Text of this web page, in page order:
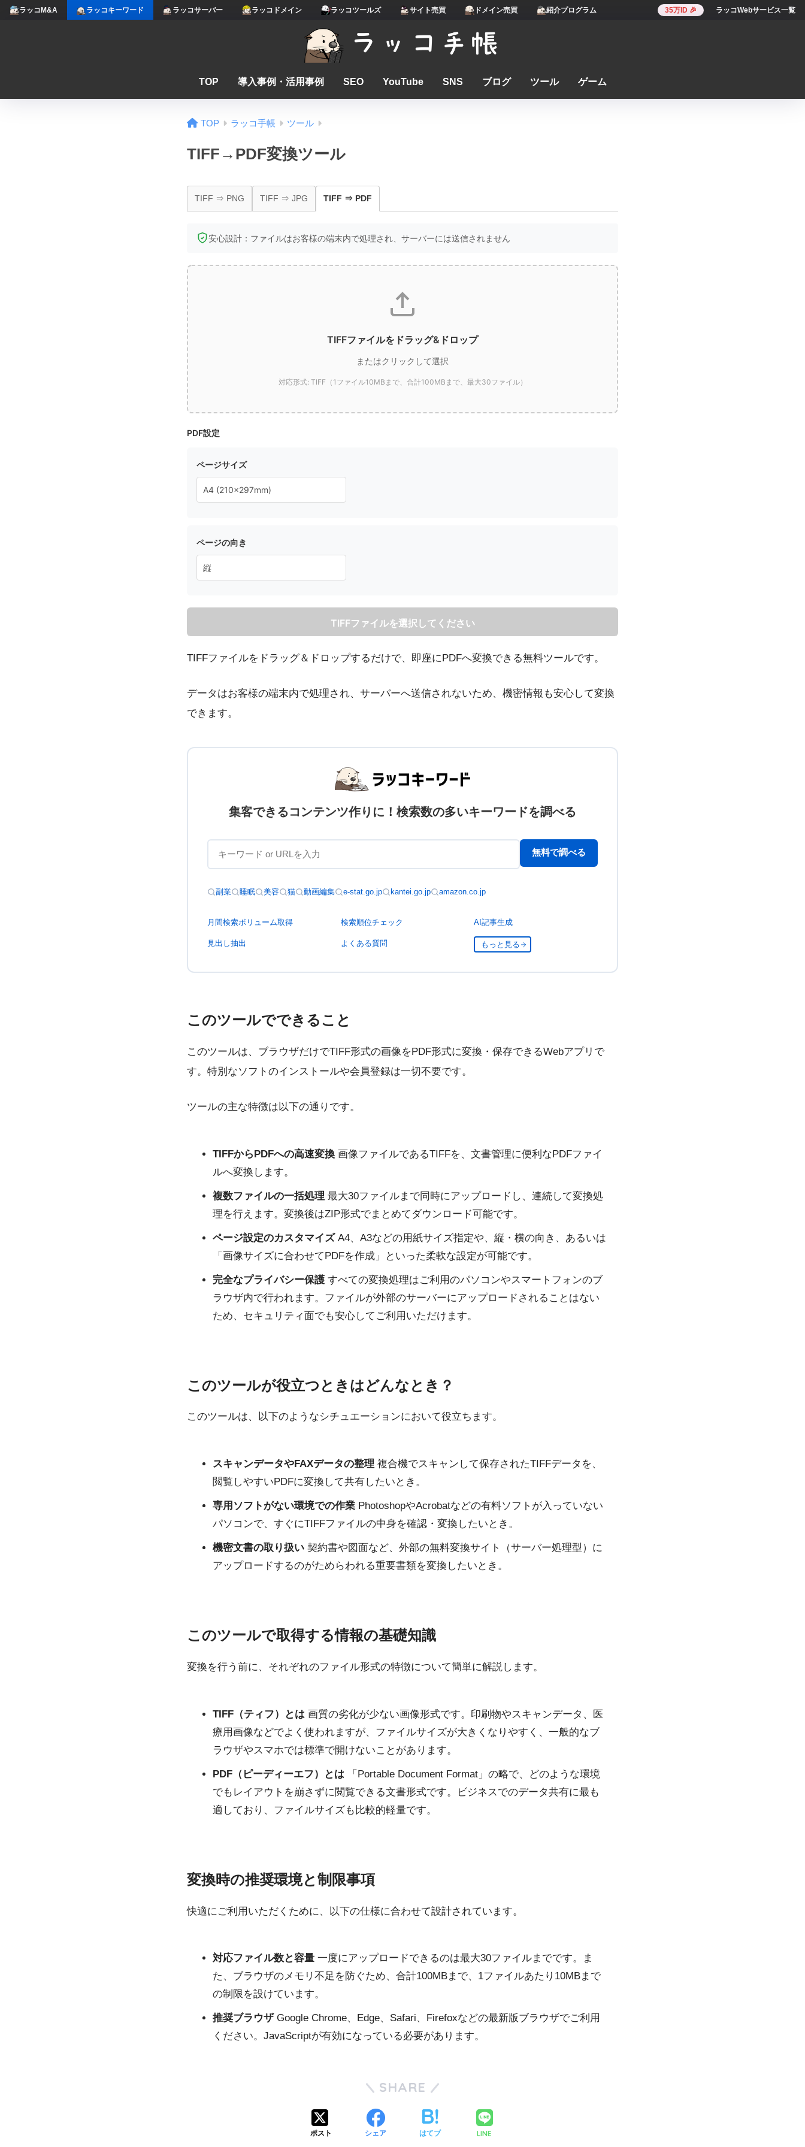
ラッコM&A ラッコキーワード ラッコサーバー ラッコドメイン ラッコツールズ サイト売買 ドメイン売買 紹介プログラム 35万ID 🎉 ラッコWebサービス一覧
TOP 導入事例・活用事例 SEO YouTube SNS ブログ ツール ゲーム
TOP ラッコ手帳 ツール
TIFF→PDF変換ツール
TIFF ⇒ PNG TIFF ⇒ JPG TIFF ⇒ PDF
安心設計：ファイルはお客様の端末内で処理され、サーバーには送信されません
TIFFファイルをドラッグ&ドロップ
またはクリックして選択
対応形式: TIFF（1ファイル10MBまで、合計100MBまで、最大30ファイル）
PDF設定
ページサイズ
ページの向き
TIFFファイルを選択してください
TIFFファイルをドラッグ＆ドロップするだけで、即座にPDFへ変換できる無料ツールです。
データはお客様の端末内で処理され、サーバーへ送信されないため、機密情報も安心して変換
できます。
集客できるコンテンツ作りに！検索数の多いキーワードを調べる
無料で調べる
副業 睡眠 美容 猫 動画編集 e-stat.go.jp kantei.go.jp amazon.co.jp
月間検索ボリューム取得 検索順位チェック AI記事生成
見出し抽出 よくある質問 もっと見る
このツールでできること
このツールは、ブラウザだけでTIFF形式の画像をPDF形式に変換・保存できるWebアプリで
す。特別なソフトのインストールや会員登録は一切不要です。
ツールの主な特徴は以下の通りです。
TIFFからPDFへの高速変換画像ファイルであるTIFFを、文書管理に便利なPDFファイ
ルへ変換します。
複数ファイルの一括処理 最大30ファイルまで同時にアップロードし、連続して変換処
理を行えます。変換後はZIP形式でまとめてダウンロード可能です。
ページ設定のカスタマイズA4、A3などの用紙サイズ指定や、縦・横の向き、あるいは
「画像サイズに合わせてPDFを作成」といった柔軟な設定が可能です。
完全なプライバシー保護すべての変換処理はご利用のパソコンやスマートフォンのブ
ラウザ内で行われます。ファイルが外部のサーバーにアップロードされることはない
ため、セキュリティ面でも安心してご利用いただけます。
このツールが役立つときはどんなとき？
このツールは、以下のようなシチュエーションにおいて役立ちます。
スキャンデータやFAXデータの整理 複合機でスキャンして保存されたTIFFデータを、
閲覧しやすいPDFに変換して共有したいとき。
専用ソフトがない環境での作業PhotoshopやAcrobatなどの有料ソフトが入っていない
パソコンで、すぐにTIFFファイルの中身を確認・変換したいとき。
機密文書の取り扱い契約書や図面など、外部の無料変換サイト（サーバー処理型）に
アップロードするのがためらわれる重要書類を変換したいとき。
このツールで取得する情報の基礎知識
変換を行う前に、それぞれのファイル形式の特徴について簡単に解説します。
TIFF（ティフ）とは 画質の劣化が少ない画像形式です。印刷物やスキャンデータ、医
療用画像などでよく使われますが、ファイルサイズが大きくなりやすく、一般的なブ
ラウザやスマホでは標準で開けないことがあります。
PDF（ピーディーエフ）とは 「Portable Document Format」の略で、どのような環境
でもレイアウトを崩さずに閲覧できる文書形式です。ビジネスでのデータ共有に最も
適しており、ファイルサイズも比較的軽量です。
変換時の推奨環境と制限事項
快適にご利用いただくために、以下の仕様に合わせて設計されています。
対応ファイル数と容量一度にアップロードできるのは最大30ファイルまでです。ま
た、ブラウザのメモリ不足を防ぐため、合計100MBまで、1ファイルあたり10MBまで
の制限を設けています。
推奨ブラウザGoogle Chrome、Edge、Safari、Firefoxなどの最新版ブラウザでご利用
ください。JavaScriptが有効になっている必要があります。
SHARE
ポスト シェア はてブ LINE